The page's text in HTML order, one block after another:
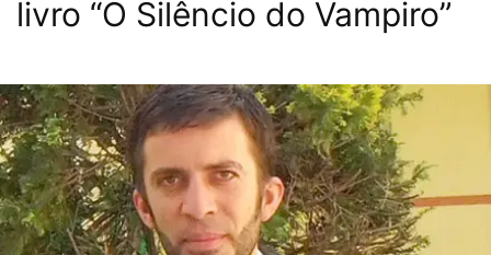
livro “O Silêncio do Vampiro”